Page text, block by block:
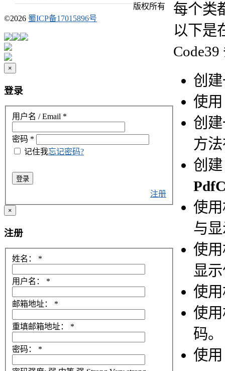
每个类
以下是
创
使
创
方
创
使
与
使
显
使
使
码。
使
版权所有
©2026 蜀ICP备17015896号
×
登录
用户名 / Email *
密码 *
记住我忘记密码?
登录
注册
×
注册
姓名： *
用户名： *
邮箱地址： *
重填邮箱地址： *
密码： *